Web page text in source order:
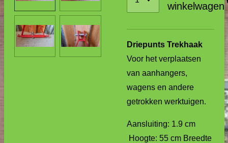
winkelwagen
Driepunts Trekhaak
Voor het verplaatsen
van aanhangers,
wagens en andere
getrokken werktuigen.
Aansluiting: 1.9 cm
Hoogte: 55 cm Breedte